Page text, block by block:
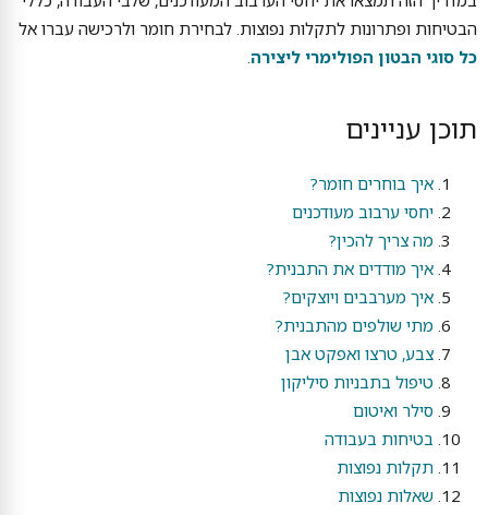
הבטיחות ופתרונות לתקלות נפוצות. לבחירת חומר ולרכישה עברו אל
כל סוגי הבטון הפולימרי ליצירה.
תוכן עניינים
איך בוחרים חומר?
יחסי ערבוב מעודכנים
מה צריך להכין?
איך מודדים את התבנית?
איך מערבבים ויוצקים?
מתי שולפים מהתבנית?
צבע, טרצו ואפקט אבן
טיפול בתבניות סיליקון
סילר ואיטום
בטיחות בעבודה
תקלות נפוצות
שאלות נפוצות